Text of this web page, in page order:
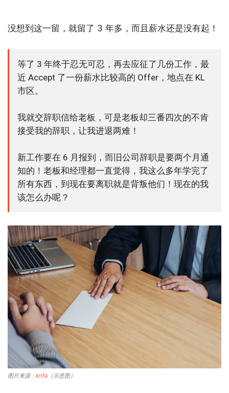
没想到这一留，就留了 3 年多，而且薪水还是没有起！
等了 3 年终于忍无可忍，再去应征了几份工作，最
近 Accept 了一份薪水比较高的 Offer，地点在 KL
市区。
我就交辞职信给老板，可是老板却三番四次的不肯
接受我的辞职，让我进退两难！
新工作要在 6 月报到，而旧公司辞职是要两个月通
知的！老板和经理都一直觉得，我这么多年学完了
所有东西，到现在要离职就是背叛他们！现在的我
该怎么办呢？
图片来源： krifa （示意图）